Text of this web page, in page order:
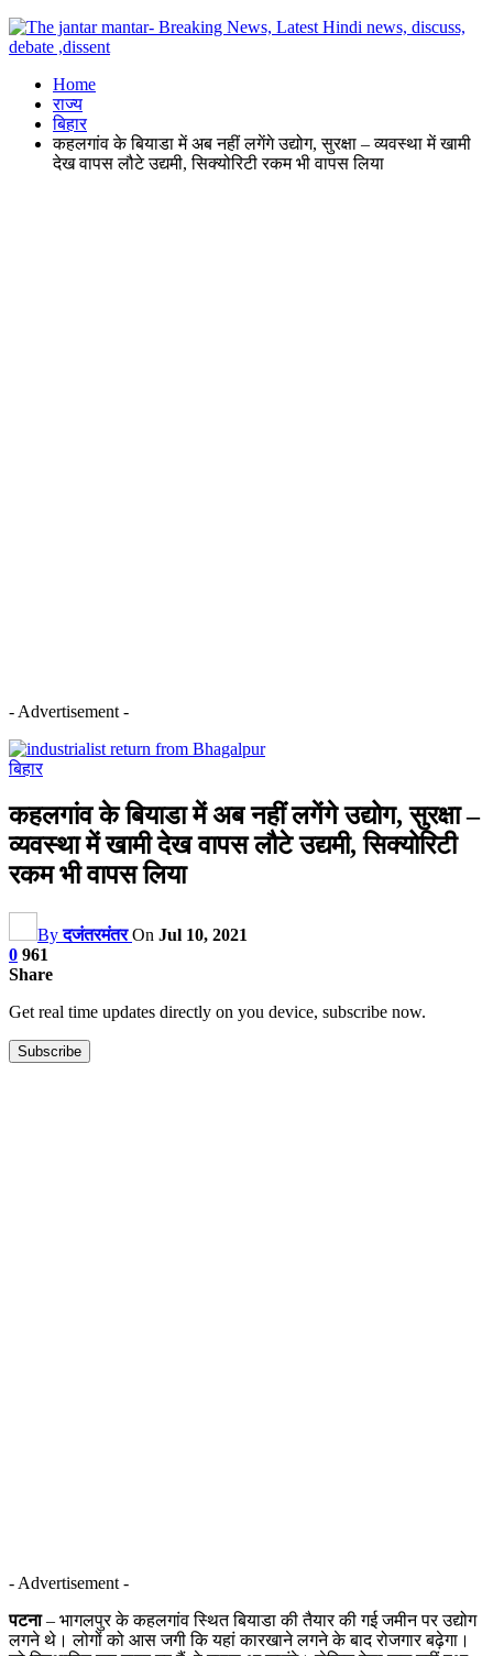
Home
राज्य
बिहार
कहलगांव के बियाडा में अब नहीं लगेंगे उद्योग, सुरक्षा – व्यवस्था में खामी
देख वापस लौटे उद्यमी, सिक्योरिटी रकम भी वापस लिया
- Advertisement -
बिहार
कहलगांव के बियाडा में अब नहीं लगेंगे उद्योग, सुरक्षा –
व्यवस्था में खामी देख वापस लौटे उद्यमी, सिक्योरिटी
रकम भी वापस लिया
Byदजंतरमंतर On Jul 10, 2021
0 961
Share
Get real time updates directly on you device, subscribe now.
Subscribe
- Advertisement -
पटना– भागलपुर के कहलगांव स्थित बियाडा की तैयार की गई जमीन पर उद्योग
लगने थे। लोगों को आस जगी कि यहां कारखाने लगने के बाद रोजगार बढ़ेगा।